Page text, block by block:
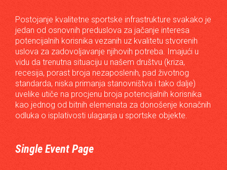
Postojanje kvalitetne sportske infrastrukture svakako je
jedan od osnovnih preduslova za jačanje interesa
potencijalnih korisnika vezanih uz kvalitetu stvorenih
uslova za zadovoljavanje njihovih potreba. Imajući u
vidu da trenutna situaciju u našem društvu (kriza,
recesija, porast broja nezaposlenih, pad životnog
standarda, niska primanja stanovništva i tako dalje)
uvelike utiče na procjenu broja potencijalnih korisnika
kao jednog od bitnih elemenata za donošenje konačnih
odluka o isplativosti ulaganja u sportske objekte.
Single Event Page